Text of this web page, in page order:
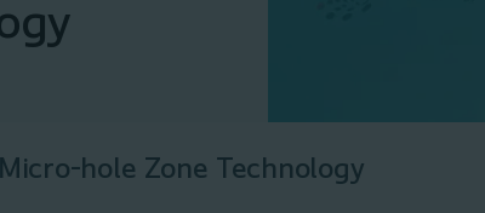
hole Zone Technology